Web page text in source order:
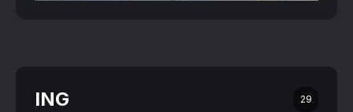
ING 29